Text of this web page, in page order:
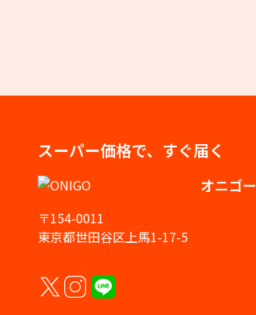
スーパー価格で、すぐ届く
オニゴー
〒154-0011
東京都世田谷区上馬1-17-5